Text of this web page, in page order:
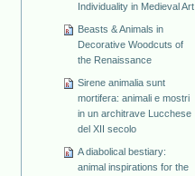
Individuality in Medieval Art
Beasts & Animals in
Decorative Woodcuts of
the Renaissance
Sirene animalia sunt
mortifera: animali e mostri
in un architrave Lucchese
del XII secolo
A diabolical bestiary:
animal inspirations for the